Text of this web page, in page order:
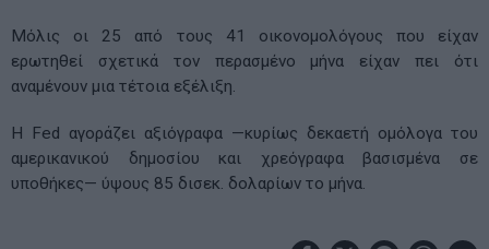
Μόλις οι 25 από τους 41 οικονομολόγους που είχαν
ερωτηθεί σχετικά τον περασμένο μήνα είχαν πει ότι
αναμένουν μια τέτοια εξέλιξη.
Η Fed αγοράζει αξιόγραφα —κυρίως δεκαετή ομόλογα του
αμερικανικού δημοσίου και χρεόγραφα βασισμένα σε
υποθήκες— ύψους 85 δισεκ. δολαρίων το μήνα.